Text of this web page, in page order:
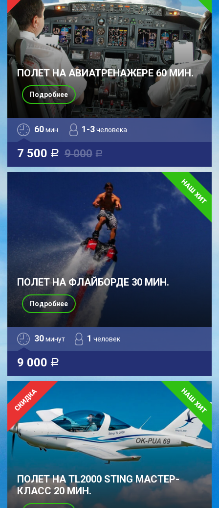
ПОЛЕТ НА АВИАТРЕНАЖЕРЕ 60 МИН.
60мин. 1-3человека
7 500 a 9 000 a
Подробнее
ПОЛЕТ НА ФЛАЙБОРДЕ 30 МИН.
30минут 1 человек
9 000 a
Подробнее
ПОЛЕТ НА TL2000 STING МАСТЕР-
КЛАСС 20 МИН.